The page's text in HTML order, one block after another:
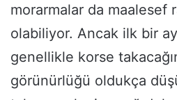
morarmalar da maalesef
olabiliyor. Ancak ilk bir
genellikle korse
görünürlüğü oldukça